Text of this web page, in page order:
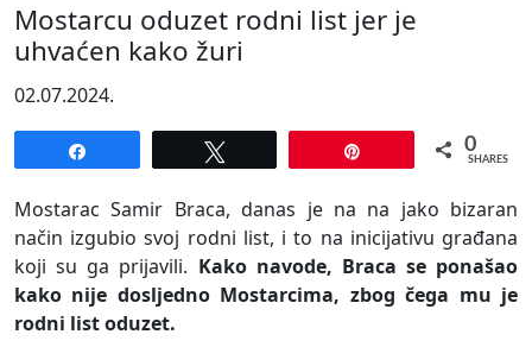
Mostarcu oduzet rodni list jer je
uhvaćen kako žuri
02.07.2024.
0
SHARES
Mostarac Samir Braca, danas je na na jako bizaran
način izgubio svoj rodni list, i to na inicijativu građana
koji su ga prijavili. Kako navode, Braca se ponašao
kako nije dosljedno Mostarcima, zbog čega mu je
rodni list oduzet.